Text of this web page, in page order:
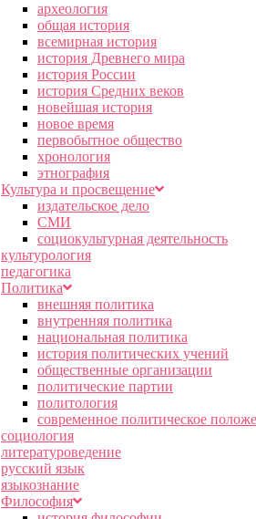
археология
общая история
всемирная история
история Древнего мира
история России
история Средних веков
новейшая история
новое время
первобытное общество
хронология
этнография
Культура и просвещение
издательское дело
СМИ
социокультурная деятельность
культурология
педагогика
Политика
внешняя политика
внутренняя политика
национальная политика
история политических учений
общественные организации
политические партии
политология
современное политическое
социология
литературоведение
русский язык
языкознание
Философия